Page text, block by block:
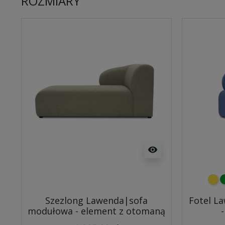
visibility
Szezlong Lawenda|sofa
modułowa - element z otomaną
żółty
Fotel